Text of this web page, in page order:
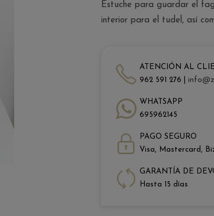
Estuche para guardar el
interior para el tudel, así
ATENCIÓN AL
962 591 276 |
WHATSAPP
695962145
PAGO SEGURO
Visa, Mastercard,
GARANTÍA DE
Hasta 15 días